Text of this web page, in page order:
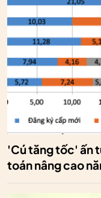
'Cú tăng tốc' ấn
toán nâng cao